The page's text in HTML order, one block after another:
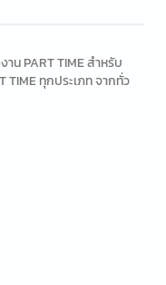
น PART TIME สำหรับ
ทุกประเภท จากทั่ว